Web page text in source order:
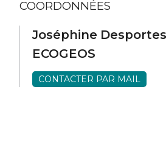
COORDONNÉES
Joséphine
ECOGEOS
CONTACTER PAR MAIL